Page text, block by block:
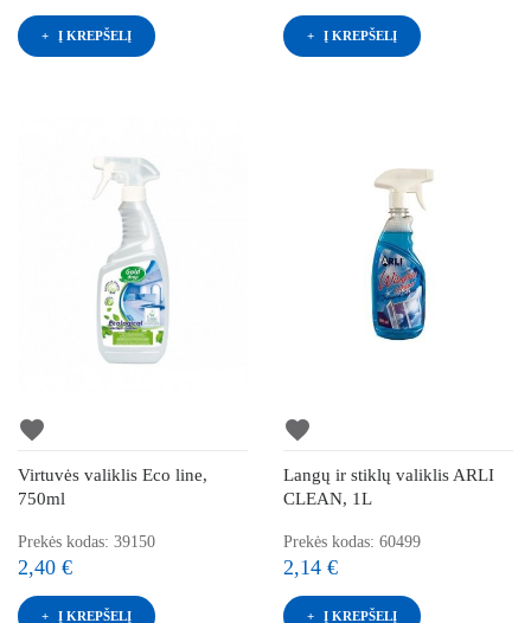
Į KREPŠELĮ Į KREPŠELĮ
favorite
Virtuvės valiklis Eco line,
750ml
Prekės kodas: 39150
2,40 €
Į KREPŠELĮ
favorite
Langų ir stiklų valiklis ARLI
CLEAN, 1L
Prekės kodas: 60499
2,14 €
Į KREPŠELĮ